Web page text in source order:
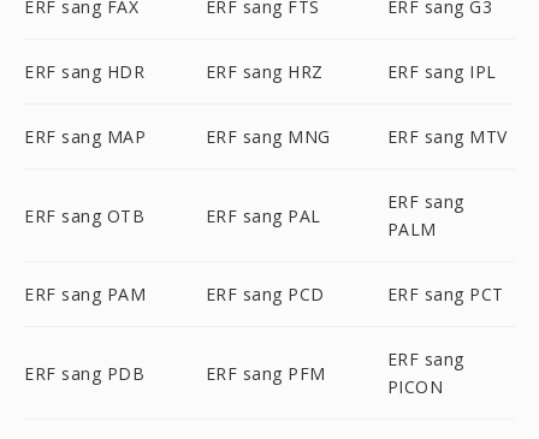
ERF sang FAX ERF sang FTS ERF sang G3
ERF sang HDR ERF sang HRZ ERF sang IPL
ERF sang MAP ERF sang MNG ERF sang MTV
ERF sang OTB ERF sang PAL
ERF sang
PALM
ERF sang PAM ERF sang PCD ERF sang PCT
ERF sang PDB ERF sang PFM
ERF sang
PICON